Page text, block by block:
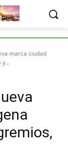
marca ciudad
y...